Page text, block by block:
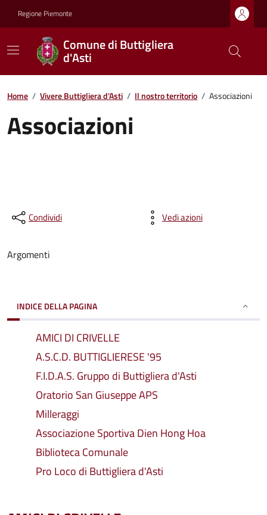
Regione Piemonte
Comune di Buttigliera
d'Asti
Home / Vivere Buttigliera d'Asti / Il nostro territorio / Associazioni
Associazioni
Condividi Vedi azioni
Argomenti
INDICE DELLA PAGINA
AMICI DI CRIVELLE
A.S.C.D. BUTTIGLIERESE '95
F.I.D.A.S. Gruppo di Buttigliera d'Asti
Oratorio San Giuseppe APS
Milleraggi
Associazione Sportiva Dien Hong Hoa
Biblioteca Comunale
Pro Loco di Buttigliera d'Asti